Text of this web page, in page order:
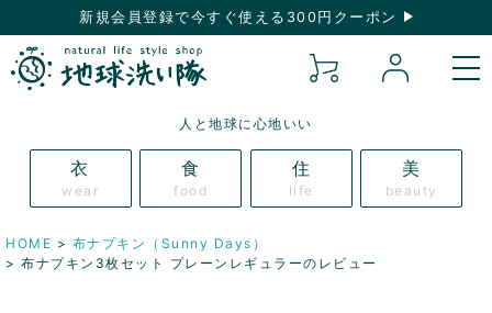
新規会員登録で今すぐ使える300円クーポン
人と地球に心地いい
衣
wear
食
food
住
life
美
beauty
HOME
布ナプキン（Sunny Days）
布ナプキン3枚セット プレーンレギュラーのレビュー